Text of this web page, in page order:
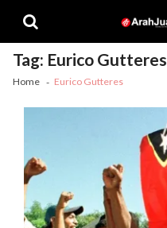
navigation
content
Tag: Eurico Gutteres
Home Eurico Gutteres